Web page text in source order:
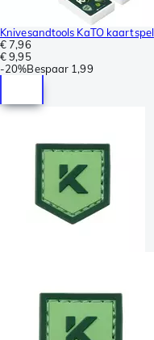
Knivesandtools KaTO kaartspel
€ 7,96
€ 9,95
-20%Bespaar 1,99